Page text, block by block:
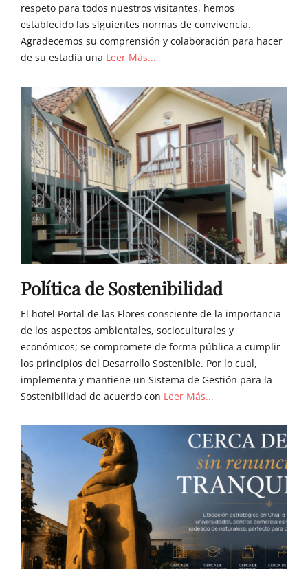
respeto para todos nuestros visitantes, hemos
establecido las siguientes normas de convivencia.
Agradecemos su comprensión y colaboración para hacer
de su estadía una Leer Más...
Política de Sostenibilidad
El hotel Portal de las Flores consciente de la importancia
de los aspectos ambientales, socioculturales y
económicos; se compromete de forma pública a cumplir
los principios del Desarrollo Sostenible. Por lo cual,
implementa y mantiene un Sistema de Gestión para la
Sostenibilidad de acuerdo con Leer Más...